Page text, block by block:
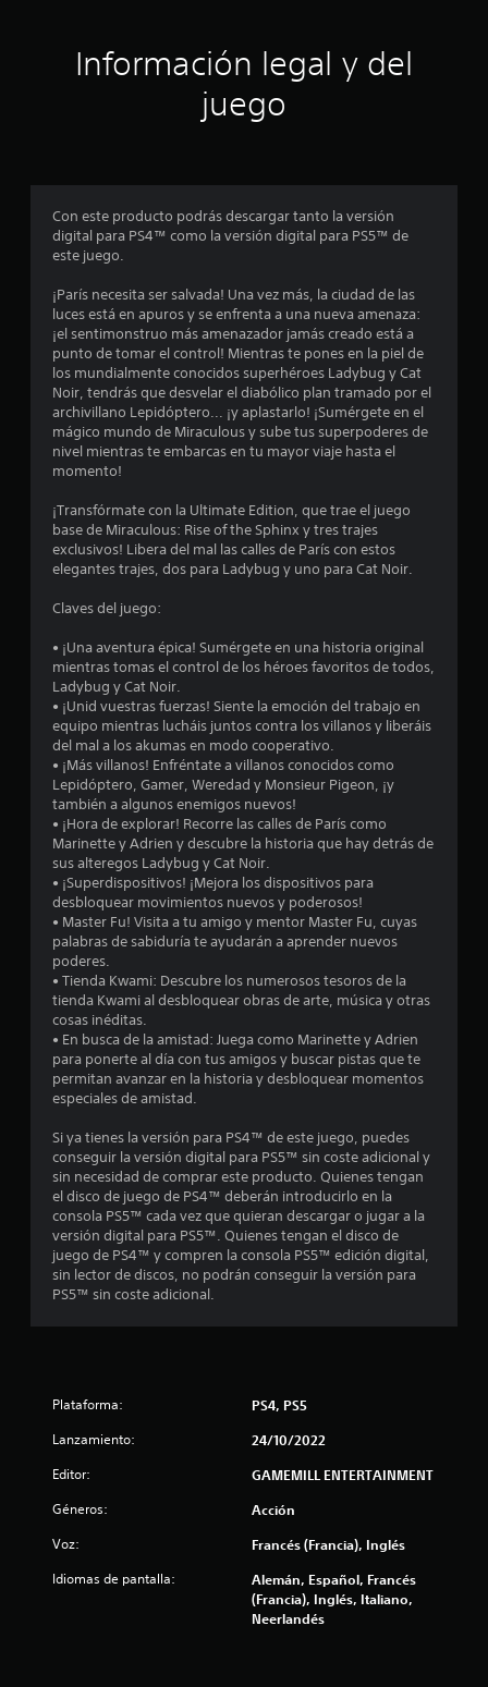
i
o
e
t
r
e
l
a
s
n
8
3
a
i
f
i
c
a
i
n
e
s
Información legal y del
juego
Con este producto podrás descargar tanto la versión
digital para PS4™ como la versión digital para PS5™ de
este juego.
¡París necesita ser salvada! Una vez más, la ciudad de las
luces está en apuros y se enfrenta a una nueva amenaza:
¡el sentimonstruo más amenazador jamás creado está a
punto de tomar el control! Mientras te pones en la piel de
los mundialmente conocidos superhéroes Ladybug y Cat
Noir, tendrás que desvelar el diabólico plan tramado por el
archivillano Lepidóptero... ¡y aplastarlo! ¡Sumérgete en el
mágico mundo de Miraculous y sube tus superpoderes de
nivel mientras te embarcas en tu mayor viaje hasta el
momento!
¡Transfórmate con la Ultimate Edition, que trae el juego
base de Miraculous: Rise of the Sphinx y tres trajes
exclusivos! Libera del mal las calles de París con estos
elegantes trajes, dos para Ladybug y uno para Cat Noir.
Claves del juego:
• ¡Una aventura épica! Sumérgete en una historia original
mientras tomas el control de los héroes favoritos de todos,
Ladybug y Cat Noir.
• ¡Unid vuestras fuerzas! Siente la emoción del trabajo en
equipo mientras lucháis juntos contra los villanos y liberáis
del mal a los akumas en modo cooperativo.
• ¡Más villanos! Enfréntate a villanos conocidos como
Lepidóptero, Gamer, Weredad y Monsieur Pigeon, ¡y
también a algunos enemigos nuevos!
• ¡Hora de explorar! Recorre las calles de París como
Marinette y Adrien y descubre la historia que hay detrás de
sus alteregos Ladybug y Cat Noir.
• ¡Superdispositivos! ¡Mejora los dispositivos para
desbloquear movimientos nuevos y poderosos!
• Master Fu! Visita a tu amigo y mentor Master Fu, cuyas
palabras de sabiduría te ayudarán a aprender nuevos
poderes.
• Tienda Kwami: Descubre los numerosos tesoros de la
tienda Kwami al desbloquear obras de arte, música y otras
cosas inéditas.
• En busca de la amistad: Juega como Marinette y Adrien
para ponerte al día con tus amigos y buscar pistas que te
permitan avanzar en la historia y desbloquear momentos
especiales de amistad.
Si ya tienes la versión para PS4™ de este juego, puedes
conseguir la versión digital para PS5™ sin coste adicional y
sin necesidad de comprar este producto. Quienes tengan
el disco de juego de PS4™ deberán introducirlo en la
consola PS5™ cada vez que quieran descargar o jugar a la
versión digital para PS5™. Quienes tengan el disco de
juego de PS4™ y compren la consola PS5™ edición digital,
sin lector de discos, no podrán conseguir la versión para
PS5™ sin coste adicional.
Plataforma: PS4, PS5
Lanzamiento: 24/10/2022
Editor: GAMEMILL ENTERTAINMENT
Géneros: Acción
Voz: Francés (Francia), Inglés
Idiomas de pantalla:
Alemán, Español, Francés
(Francia), Inglés, Italiano,
Neerlandés